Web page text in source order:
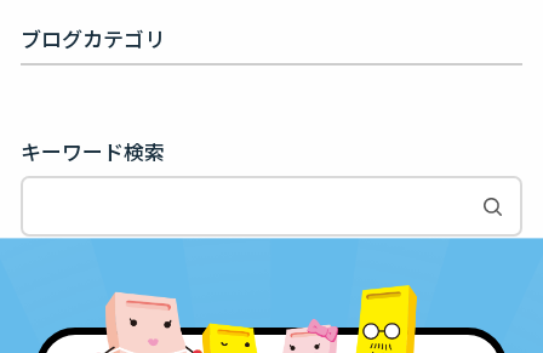
ブログカテゴリ
キーワード検索